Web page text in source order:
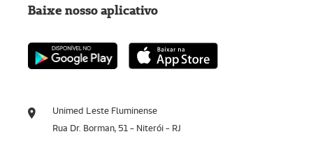
Unimed Leste Fluminense
Rua Dr. Borman, 51 - Niterói - RJ
Baixe nosso aplicativo